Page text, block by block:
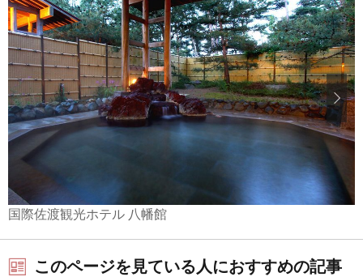
国際佐渡観光ホテル 八幡館
このページを見ている人におすすめの記事